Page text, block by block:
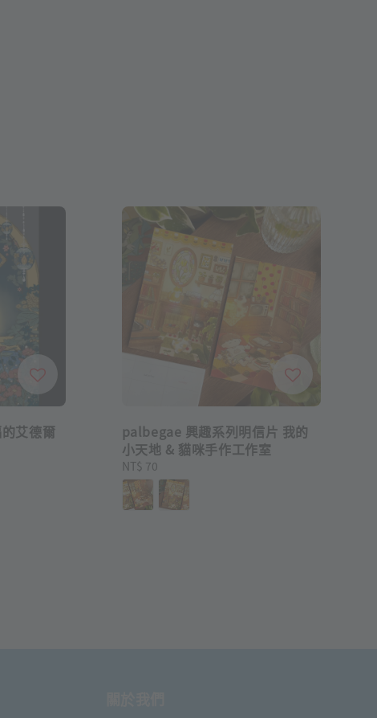
艾德爾
palbegae 興趣系列明信片 我的
小天地 & 貓咪手作工作室
Regular
price
NT$ 70